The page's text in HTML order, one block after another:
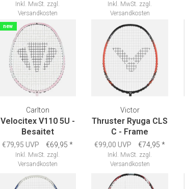
Inkl. MwSt. zzgl.
Versandkosten
Inkl. MwSt. zzgl.
Versandkosten
new
Carlton
Velocitex V110 5U -
Besaitet
€79,95 UVP €69,95 *
Inkl. MwSt. zzgl.
Versandkosten
Victor
Thruster Ryuga CLS
C - Frame
€99,00 UVP €74,95 *
Inkl. MwSt. zzgl.
Versandkosten